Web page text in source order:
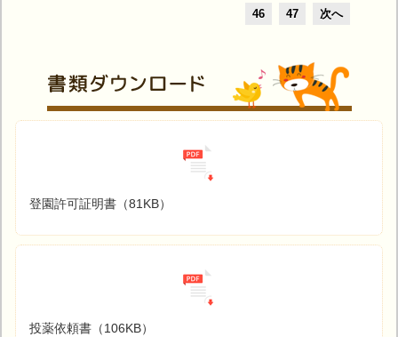
46
47 次へ
登園許可証明書（81KB）
投薬依頼書（106KB）